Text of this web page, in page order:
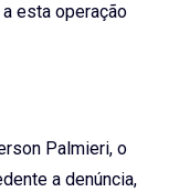
esta operação
Palmieri, o
a denúncia,